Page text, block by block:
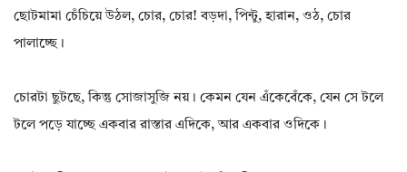
ছোটমামা চেঁচিয়ে উঠল, চোর, চোর! বড়দা, পিন্টু, হারান, ওঠ, চোর
পালাচ্ছে।
চোরটা ছুটছে, কিন্তু সোজাসুজি নয়। কেমন যেন এঁকেবেঁকে, যেন সে টলে
টলে পড়ে যাচ্ছে একবার রাস্তার এদিকে, আর একবার ওদিকে।